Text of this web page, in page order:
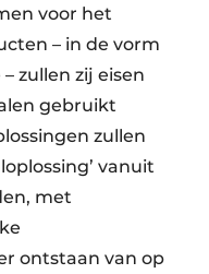
voor het
– in de vorm
zullen zij eisen
gebruikt
zullen
vanuit
met
ontstaan van op